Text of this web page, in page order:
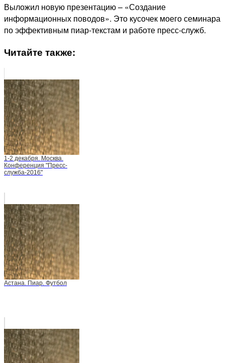
Выложил новую презентацию – «Создание
информационных поводов». Это кусочек моего семинара
по эффективным пиар-текстам и работе пресс-служб.
Читайте также:
1-2 декабря. Москва.
Конференция "Пресс-
служба-2016"
Астана. Пиар. Футбол